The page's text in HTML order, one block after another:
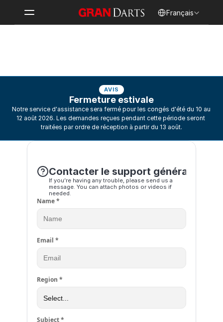
Français
AVIS
Fermeture estivale
Notre service d'assistance sera fermé pour les congés d'été du 10 au
12 août 2026. Les demandes reçues pendant cette période seront
traitées par ordre de réception à partir du 13 août.
Contacter le support général
If you’re having any trouble, please send us a
message. You can attach photos or videos if
needed.
Name *
Email *
Region *
Subject *